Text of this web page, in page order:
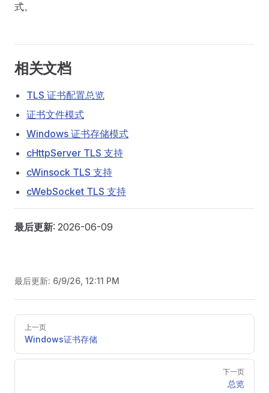
式。
相关文档
TLS 证书配置总览
证书文件模式
Windows 证书存储模式
cHttpServer TLS 支持
cWinsock TLS 支持
cWebSocket TLS 支持
最后更新: 2026-06-09
最后更新: 6/9/26, 12:11 PM
Pager
上一页
Windows证书存储
下一页
总览